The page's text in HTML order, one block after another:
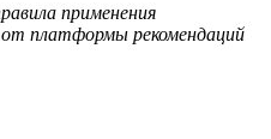
применения
платформы рекомендаций